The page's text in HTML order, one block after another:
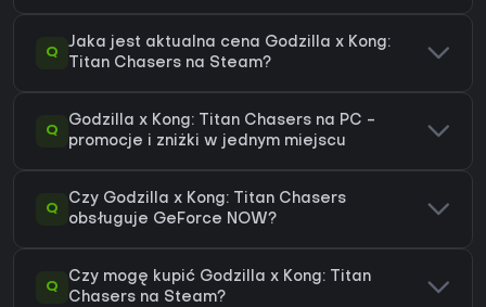
Q
Jaka jest aktualna cena Godzilla x Kong:
Titan Chasers na Steam?
Q
Godzilla x Kong: Titan Chasers na PC -
promocje i zniżki w jednym miejscu
Q
Czy Godzilla x Kong: Titan Chasers
obsługuje GeForce NOW?
Q
Czy mogę kupić Godzilla x Kong: Titan
Chasers na Steam?